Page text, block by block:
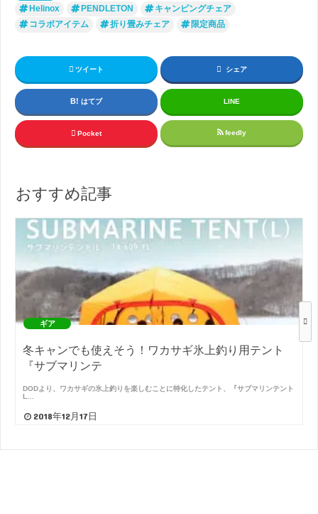
Helinox PENDLETON
キャンピングチェア
コラボアイテム
折り畳みチェア 限定商品
ツイート シェア
はてブ LINE
Pocket feedly
おすすめ記事
ギア
冬キャンでも使えそう！ワカサギ氷上釣り用テント
『サブマリンテ
DODより、ワカサギの氷上釣りを楽しむことに特化したテント、『サブマリンテント
L…
2018年12月17日